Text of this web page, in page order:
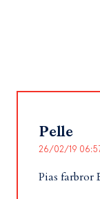
Pelle
26/02/19
Pias